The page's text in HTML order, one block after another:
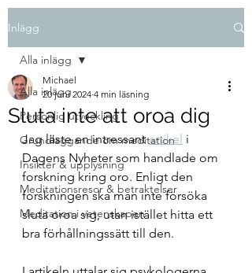
Inlägg
Alla inlägg
Personlig utveckling
Grundläggande om meditation
Insikter & upplysning
Meditationsresor & betraktelser
Meditation i vetenskapen
Alla inlägg
Sluta inte att oroa dig
Michael
20 juni 2024 4 min läsning
Jag läste en intressant artikel i
Dagens Nyheter som handlade om
forskning kring oro. Enligt den
forskningen ska man inte försöka
sluta oroa sig, utan istället hitta ett
bra förhållningssätt till den.